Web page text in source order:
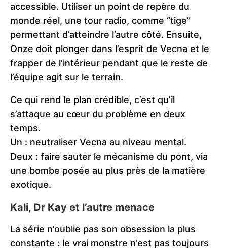
accessible. Utiliser un point de repère du
monde réel, une tour radio, comme “tige”
permettant d’atteindre l’autre côté. Ensuite,
Onze doit plonger dans l’esprit de Vecna et le
frapper de l’intérieur pendant que le reste de
l’équipe agit sur le terrain.
Ce qui rend le plan crédible, c’est qu’il
s’attaque au cœur du problème en deux
temps.
Un : neutraliser Vecna au niveau mental.
Deux : faire sauter le mécanisme du pont, via
une bombe posée au plus près de la matière
exotique.
Kali, Dr Kay et l’autre menace
La série n’oublie pas son obsession la plus
constante : le vrai monstre n’est pas toujours